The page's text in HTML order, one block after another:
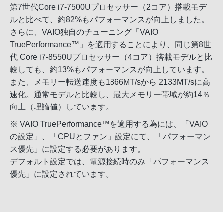
第7世代Core i7-7500Uプロセッサー（2コア）搭載モデ
ルと比べて、約82%もパフォーマンスが向上しました。
さらに、VAIO独自のチューニング「VAIO
TruePerformance™」を適用することにより、同じ第8世
代 Core i7-8550Uプロセッサー（4コア）搭載モデルと比
較しても、約13%もパフォーマンスが向上しています。
また、メモリー転送速度も1866MT/sから 2133MT/sに高
速化。通常モデルと比較し、最大メモリー帯域が約14％
向上（理論値）しています。
※ VAIO TruePerformance™を適用する為には、「VAIO
の設定」、「CPUとファン」設定にて、「パフォーマン
ス優先」に設定する必要があります。
デフォルト設定では、電源接続時のみ「パフォーマンス
優先」に設定されています。